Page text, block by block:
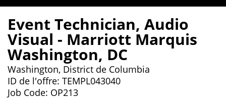
Event Technician, Audio
Visual - Marriott Marquis
Washington, DC
Washington, District de Columbia
ID de l'offre: TEMPL043040
Job Code: OP213